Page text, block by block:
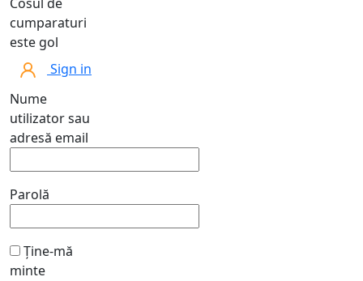
cumparaturi
este gol
Sign in
Nume
utilizator sau
adresă email
Parolă
Ține-mă
minte